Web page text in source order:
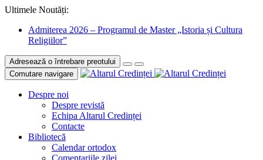
Ultimele Noutăți:
Admiterea 2026 – Programul de Master „Istoria și Cultura
Religiilor”
Adresează o întrebare preotului
Comutare navigare
Despre noi
Despre revistă
Echipa Altarul Credinței
Contacte
Bibliotecă
Calendar ortodox
Comentariile zilei